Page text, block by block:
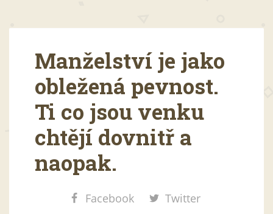
Manželství je jako
obležená pevnost.
Ti co jsou venku
chtějí dovnitř a
naopak.
Facebook
Twitter